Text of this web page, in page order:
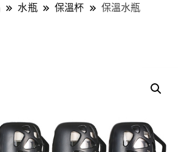
水瓶 保溫杯 保溫水瓶